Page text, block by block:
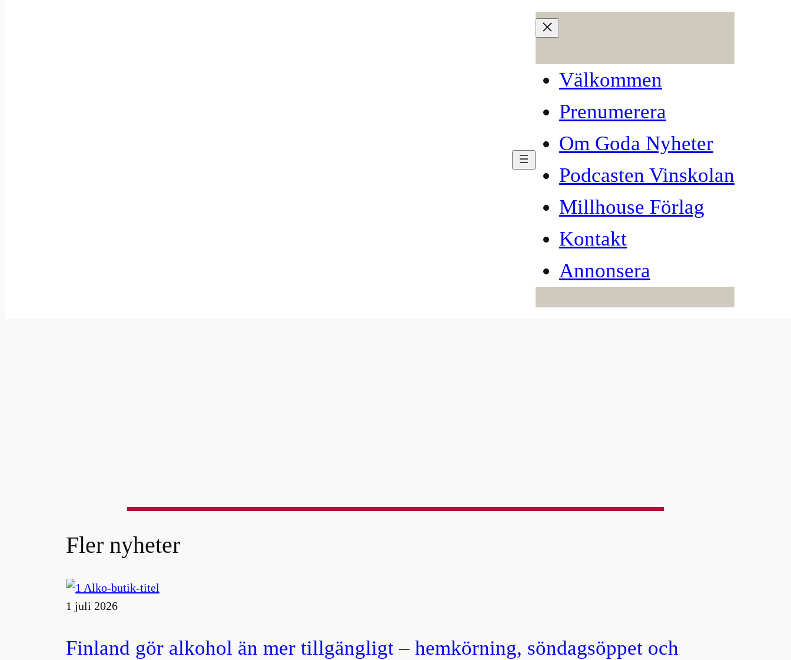
Välkommen
Prenumerera
Om Goda Nyheter
Podcasten Vinskolan
Millhouse Förlag
Kontakt
Annonsera
Fler nyheter
1 juli 2026
Finland gör alkohol än mer tillgängligt – hemkörning, söndagsöppet och